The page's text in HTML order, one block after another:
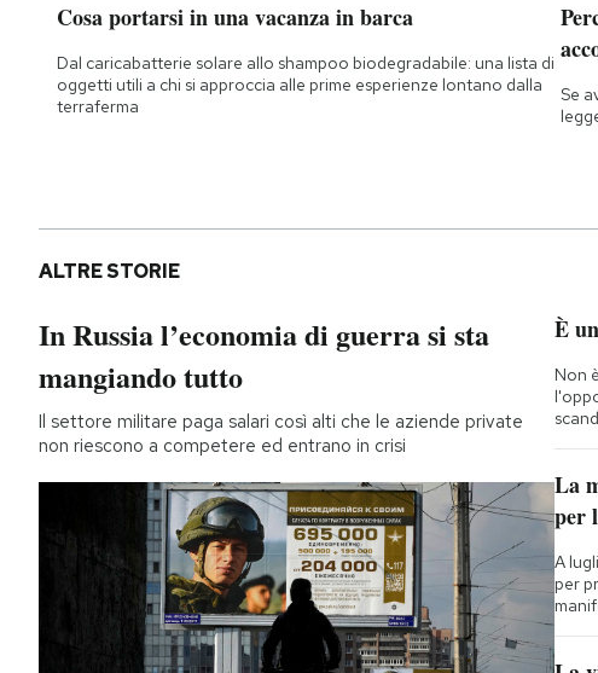
Cosa portarsi in una vacanza in barca
Dal caricabatterie solare allo shampoo biodegradabile: una lista di
oggetti utili a chi si approccia alle prime esperienze lontano dalla
terraferma
Se
ALTRE STORIE
In Russia l’economia di guerra si sta
mangiando tutto
Il settore militare paga salari così alti che le aziende private
non riescono a competere ed entrano in crisi
È
Non
La
per
A
per